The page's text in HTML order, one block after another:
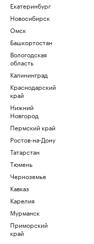
Екатеринбург
Новосибирск
Омск
Башкортостан
Вологодская
область
Калининград
Краснодарский
край
Нижний
Новгород
Пермский край
Ростов-на-Дону
Татарстан
Тюмень
Черноземье
Кавказ
Карелия
Мурманск
Приморский
край